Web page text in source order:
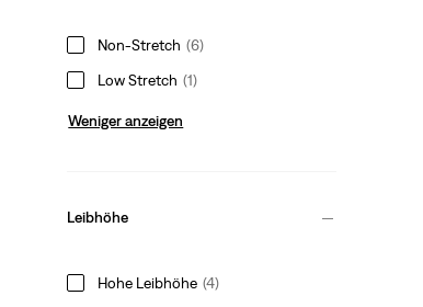
Non-Stretch (6)
Low Stretch (1)
Weniger anzeigen
Leibhöhe
Hohe Leibhöhe (4)